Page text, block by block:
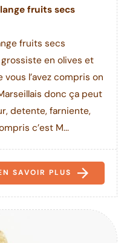
fruits secs
fruits secs
grossiste en olives et
l’avez compris on
donc ça peut
detente, farniente,
c’est M...
SAVOIR PLUS